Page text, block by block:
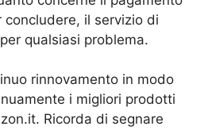
concludere, il servizio di
qualsiasi problema.
rinnovamento in modo
i migliori prodotti
Ricorda di segnare